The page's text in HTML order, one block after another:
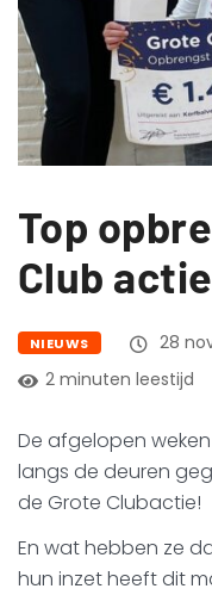
Top
Club
NIEUWS 28
2 minuten leestijd
De afgelopen
langs de deuren
de Grote Clubactie!
En wat hebben ze
hun inzet heeft dit